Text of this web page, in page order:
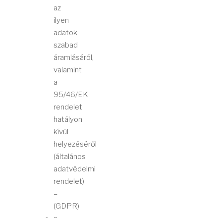
az
ilyen
adatok
szabad
áramlásáról,
valamint
a
95/46/EK
rendelet
hatályon
kívül
helyezéséről
(általános
adatvédelmi
rendelet)
–
(GDPR)